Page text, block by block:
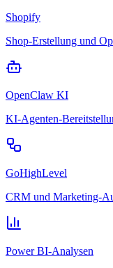
Shopify
Shop-Erstellung und
OpenClaw KI
KI-Agenten-
GoHighLevel
CRM und Marketing-
Power BI-Analysen